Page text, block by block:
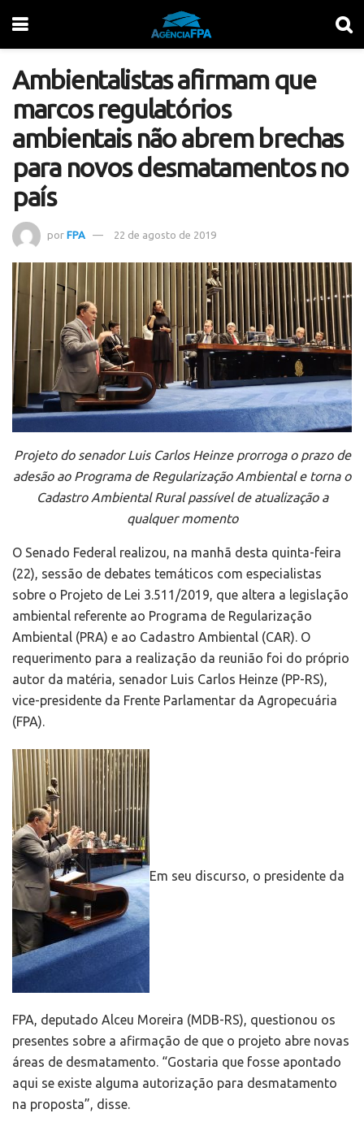
Ambientalistas afirmam que
marcos regulatórios
ambientais não abrem brechas
para novos desmatamentos no
país
por FPA 22 de agosto de 2019
Projeto do senador Luis Carlos Heinze prorroga o prazo de
adesão ao Programa de Regularização Ambiental e torna o
Cadastro Ambiental Rural passível de atualização a
qualquer momento
O Senado Federal realizou, na manhã desta quinta-feira
(22), sessão de debates temáticos com especialistas
sobre o Projeto de Lei 3.511/2019, que altera a legislação
ambiental referente ao Programa de Regularização
Ambiental (PRA) e ao Cadastro Ambiental (CAR). O
requerimento para a realização da reunião foi do próprio
autor da matéria, senador Luis Carlos Heinze (PP-RS),
vice-presidente da Frente Parlamentar da Agropecuária
(FPA).
Em seu discurso, o presidente da
FPA, deputado Alceu Moreira (MDB-RS), questionou os
presentes sobre a afirmação de que o projeto abre novas
áreas de desmatamento. “Gostaria que fosse apontado
aqui se existe alguma autorização para desmatamento
na proposta”, disse.